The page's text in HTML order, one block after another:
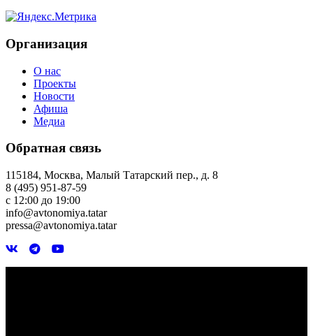
Организация
О нас
Проекты
Новости
Афиша
Медиа
Обратная связь
115184, Москва, Малый Татарский пер., д. 8
8 (495) 951-87-59
с 12:00 до 19:00
info@avtonomiya.tatar
pressa@avtonomiya.tatar